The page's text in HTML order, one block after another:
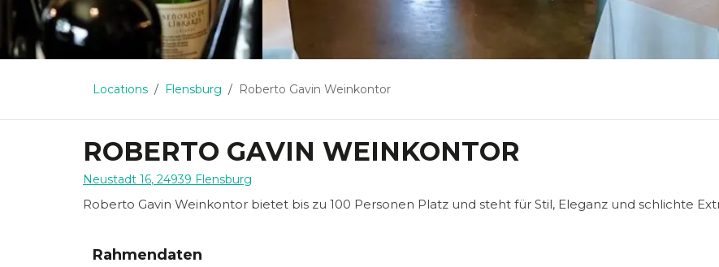
Locations Flensburg Roberto Gavin Weinkontor
ROBERTO GAVIN WEINKONTOR
Neustadt 16, 24939 Flensburg
Roberto Gavin Weinkontor bietet bis zu 100 Personen Platz und steht für Stil, Eleganz und schlichte
Rahmendaten